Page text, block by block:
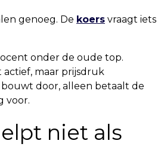
genoeg. De koers vraagt iets
onder de oude top.
maar prijsdruk
door, alleen betaalt de
voor.
niet als